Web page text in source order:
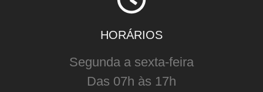
HORÁRIOS
Segunda a sexta-feira
Das 07h às 17h